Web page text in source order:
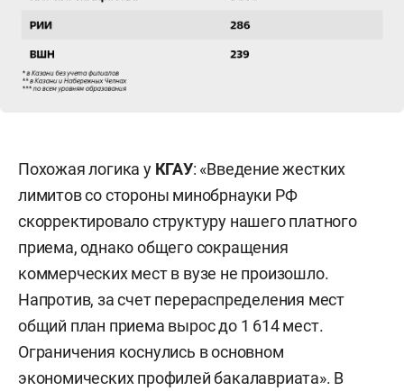
— журналистика,
— издательское дело,
— сервис,
— филология,
— лингвистика,
— фундаментальная и прикладная лингвистика,
— прикладная этика.
Похожая логика у КГАУ: «Введение жестких
лимитов со стороны минобрнауки РФ
скорректировало структуру нашего платного
приема, однако общего сокращения
коммерческих мест в вузе не произошло.
Напротив, за счет перераспределения мест
общий план приема вырос до 1 614 мест.
Ограничения коснулись в основном
экономических профилей бакалавриата». В